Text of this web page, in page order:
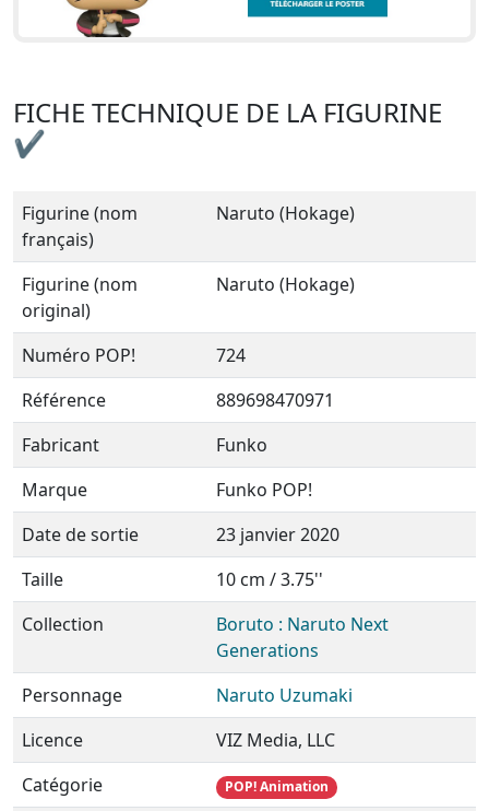
FICHE TECHNIQUE DE LA FIGURINE
✔
Figurine (nom
français)
Naruto (Hokage)
Figurine (nom
original)
Naruto (Hokage)
Numéro POP!
724
Référence
889698470971
Fabricant
Funko
Marque
Funko POP!
Date de sortie
23 janvier 2020
Taille
10 cm / 3.75''
Collection
Boruto : Naruto Next
Generations
Personnage
Naruto Uzumaki
Licence
VIZ Media, LLC
Catégorie
POP! Animation